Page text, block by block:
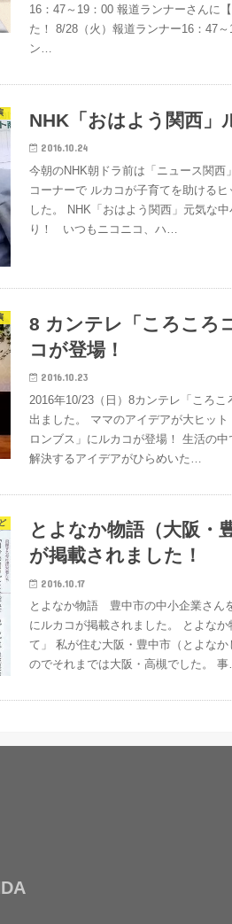
16：47～19：00 報道ランナーさんに
た！ 8/28（火）報道ランナー16：47
ン…
NHK「おはよう関西」
2016.10.24
今朝のNHK朝ドラ前は「ニュース関西
コーナーで ルカコが子育てを助ける
した。 NHK「おはよう関西」元気な
り！ いつもニコニコ、ハ…
8 カンテレ「ころころ
コが登場！
2016.10.23
2016年10/23（日）8カンテレ「ころ
出ました。 ママのアイデアが大ヒッ
ロンブス」にルカコが登場！ 生活の
解決するアイデアがひらめいた…
とよなか物語（大阪・
が掲載されました！
2016.10.17
とよなか物語 豊中市の中小企業さん
にルカコが掲載されました。 とよな
て」 私が住む大阪・豊中市（とよな
のでそれまでは大阪・高槻でした。